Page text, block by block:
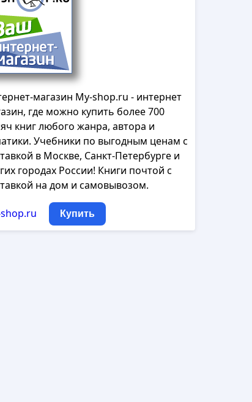
магазин My-shop.ru - интернет
где можно купить более 700
книг любого жанра, автора и
Учебники по выгодным ценам с
в Москве, Санкт-Петербурге и
городах России! Книги почтой с
на дом и самовывозом.
Купить